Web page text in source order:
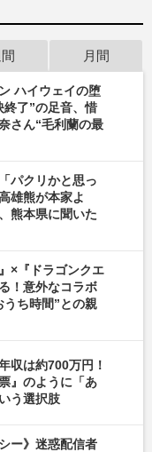
月間
ハイウェイの堕
終了”の足音、惜
さん“毛利蘭の最
パクリかと思っ
雄熊が本家よ
熊本県に聞いた
×『ドラゴンクエ
！意外なコラボ
うち時間”との親
収は約700万円！
』のように「あ
う選択肢
ー》迷惑配信者